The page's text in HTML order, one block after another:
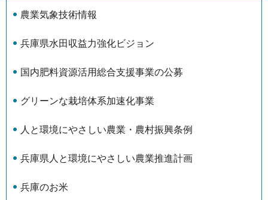
農業気象技術情報
兵庫県水田収益力強化ビジョン
国内肥料資源活用総合支援事業の公募
グリーンな栽培体系加速化事業
人と環境にやさしい農業・農村振興条例
兵庫県人と環境にやさしい農業推進計画
兵庫のお米